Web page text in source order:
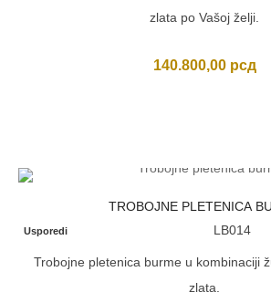
zlata po Vašoj želji.
140.800,00 рсд
TROBOJNE PLETENICA
Usporedi LB014
Trobojne pletenica burme u kombinaciji
zlata.